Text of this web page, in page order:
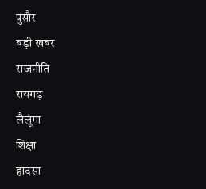
पुसौर
बड़ी खबर
राजनीति
रायगढ़
लैलूंगा
शिक्षा
हादसा